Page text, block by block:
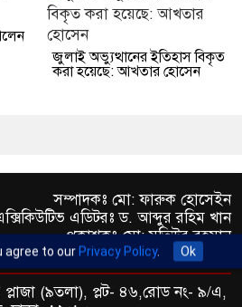
জুলাই অভ্যুত্থানের ইতিহাস বিকৃত
করা হয়েছে: আখতার হোসেন
সম্পাদকঃ মো: ফারুক হোসেইন
এডিটরঃ ড. আব্দুর রহিম খান
প্রকাশকঃ মো: মতিউর রহমান
(৯তলা), প্লট- ৪৬,রোড নং- ৯/এ,
agree to our Privacy Policy. Ok